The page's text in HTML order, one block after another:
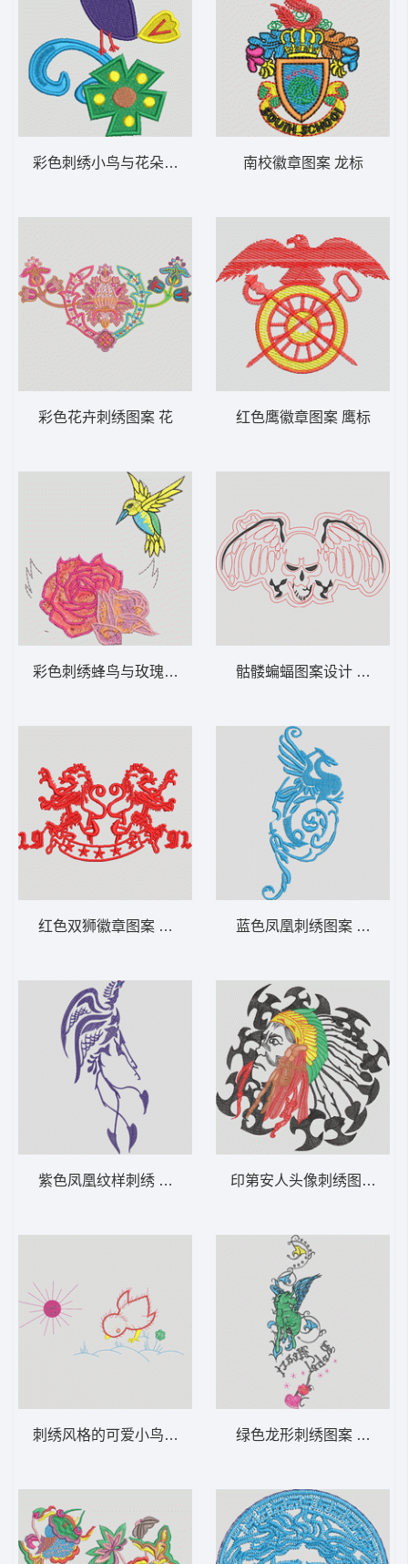
彩色刺绣小鸟与花朵 鸟
彩色花卉刺绣图案 花
彩色刺绣蜂鸟与玫瑰 鸟花
红色双狮徽章图案 狮标
紫色凤凰纹样刺绣 凤凰
刺绣风格的可爱小鸟与太阳 鸡
南校徽章图案 龙标
红色鹰徽章图案 鹰标
骷髅蝙蝠图案设计 骷髅
蓝色凤凰刺绣图案 凤凰
印第安人头像刺绣图案 人
绿色龙形刺绣图案 马 飞马